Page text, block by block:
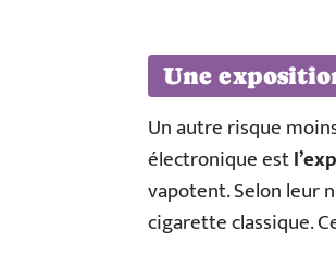
Une
Un autre risque
électronique est
vapotent. Selon leur
cigarette classique.